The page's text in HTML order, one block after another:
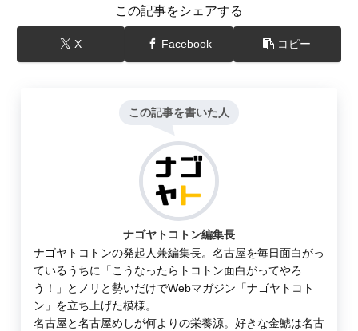
この記事をシェアする
X Facebook コピー
この記事を書いた人
ナゴヤトコトン編集長
ナゴヤトコトンの発起人兼編集長。名古屋を毎日面白がっ
ているうちに「こうなったらトコトン面白がってやろ
う！」とノリと勢いだけでWebマガジン「ナゴヤトコト
ン」を立ち上げた模様。
名古屋と名古屋めしが何よりの栄養源。好きな金鯱は名古